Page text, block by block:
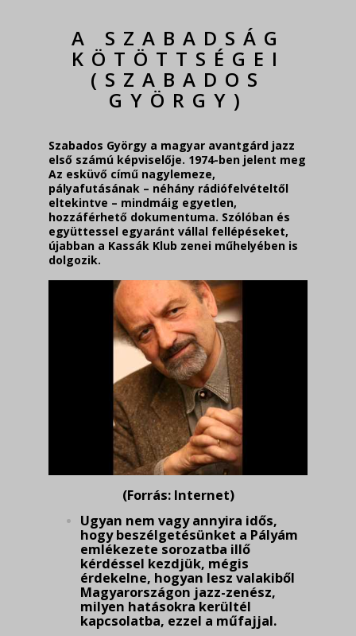
A SZABADSÁG
KÖTÖTTSÉGEI
(SZABADOS
GYÖRGY)
Szabados György a magyar avantgárd jazz
első számú képviselője. 1974-ben jelent meg
Az esküvő című nagylemeze,
pályafutásának – néhány rádiófelvételtől
eltekintve – mind­máig egyetlen,
hozzáférhető dokumentuma. Szólóban és
együttessel egyaránt vállal fellé­péseket,
újabban a Kassák Klub zenei műhelyében is
dolgozik.
(Forrás: Internet)
Ugyan nem vagy annyira idős,
hogy beszélgetésünket a Pályám
emlékezete sorozatba illő
kérdéssel kezdjük, mégis
érdekelne, hogyan lesz valakiből
Magyarországon jazz-zenész,
milyen hatásokra kerültél
kapcsolatba, ezzel a műfajjal.